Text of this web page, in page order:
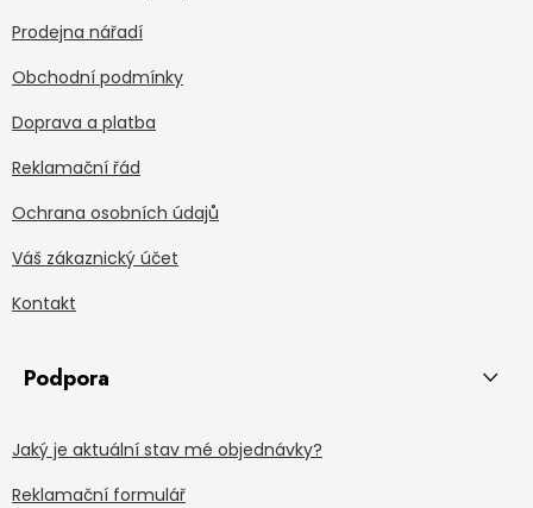
Prodejna nářadí
Obchodní podmínky
Doprava a platba
Reklamační řád
Ochrana osobních údajů
Váš zákaznický účet
Kontakt
Podpora
Jaký je aktuální stav mé objednávky?
Reklamační formulář